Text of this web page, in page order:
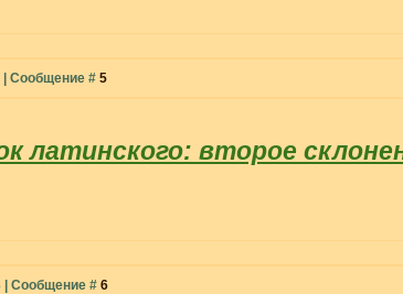
| Сообщение # 5
латинского: второе
| Сообщение # 6